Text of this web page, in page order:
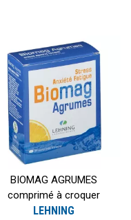
BIOMAG AGRUMES
comprimé à croquer
LEHNING